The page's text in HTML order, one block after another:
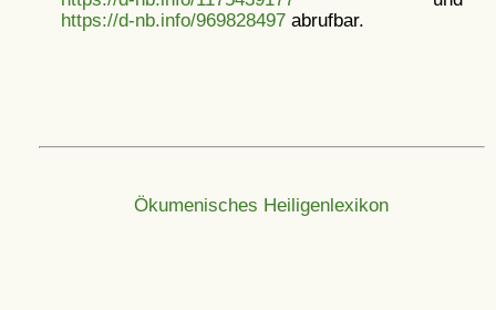
https://d-nb.info/969828497abrufbar.
Ökumenisches Heiligenlexikon